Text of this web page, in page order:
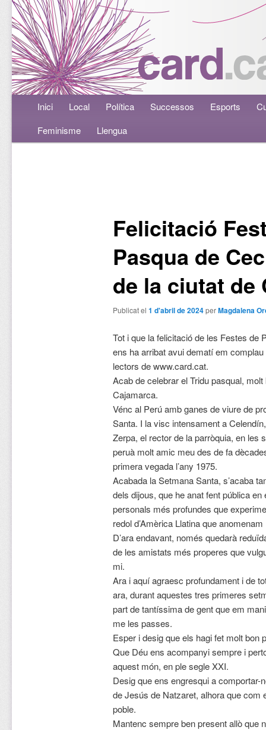
Menú principalAneu al contingut principal
Aneu al contingut secundari
Inici Local Política Successos Esports
Feminisme
Llengua
Felicitació
Pasqua de
de la ciutat de
Publicat el 1 d'abril de 2024perMagdalena
Tot i que la felicitació de les Festes de
ens ha arribat avui dematí em
lectors de www.card.cat.
Acab de celebrar el Tridu pasqual,
Cajamarca.
Vénc al Perú amb ganes de viure de
Santa. I la visc intensament a
Zerpa, el rector de la parròquia, en les
peruà molt amic meu des de fa
primera vegada l’any 1975.
Acabada la Setmana Santa, s’acaba
dels dijous, que he anat fent pública
personals més profundes que
redol d’Amèrica Llatina que
D’ara endavant, només quedarà
de les amistats més properes que
mi.
Ara i aquí agraesc profundament i de
ara, durant aquestes tres primeres
part de tantíssima de gent que em
me les passes.
Esper i desig que els hagi fet molt bon
Que Déu ens acompanyi sempre i
aquest món, en ple segle XXI.
Desig que ens engresqui a
de Jesús de Natzaret, alhora que com
poble.
Mantenc sempre ben present allò que